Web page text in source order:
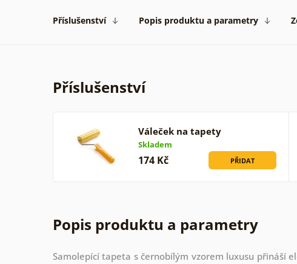
Příslušenství Popis produktu a parametry
Příslušenství
Váleček na tapety
Skladem
174 Kč PŘIDAT
Popis produktu a parametry
Samolepící tapeta s černobílým vzorem luxusu přináší